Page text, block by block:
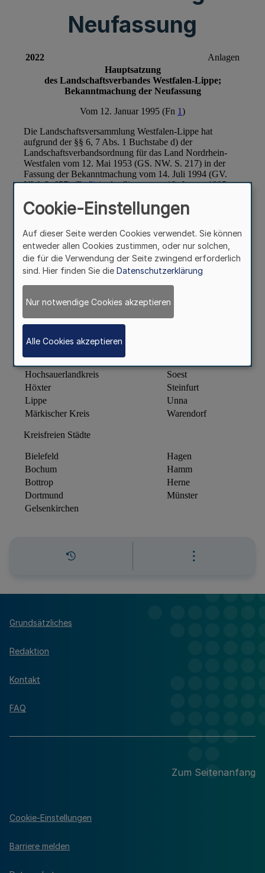
Neufassung
Grundsätzliches
Redaktion
Kontakt
FAQ
Zum Seitenanfang
Cookie-Einstellungen
Barriere melden
Cookie-Einstellungen
Auf dieser Seite werden Cookies verwendet. Sie können
entweder allen Cookies zustimmen, oder nur solchen,
die für die Verwendung der Seite zwingend erforderlich
sind. Hier finden Sie die Datenschutzerklärung
Nur notwendige Cookies akzeptieren
Alle Cookies akzeptieren